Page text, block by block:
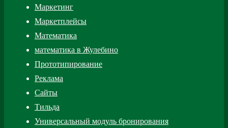
Маркетинг
Маркетплейсы
Математика
математика в Жулебино
Прототипирование
Реклама
Сайты
Тильда
Универсальный модуль бронирования